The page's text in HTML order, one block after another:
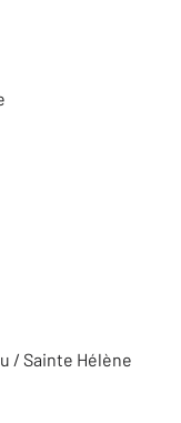
/ Sainte Hélène